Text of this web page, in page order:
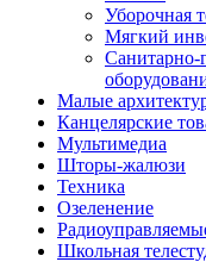
Уборочная
Мягкий
Санитарно-
Малые
Канцелярские
Мультимедиа
Шторы-жалюзи
Техника
Озеленение
Школьная